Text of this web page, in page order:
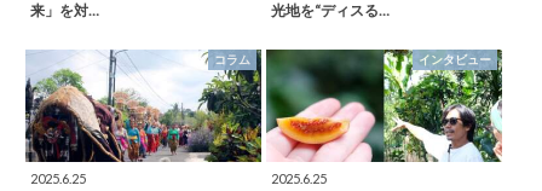
来」を対…
光地を“ディスる…
コラム
2025.6.25
インタビュー
2025.6.25